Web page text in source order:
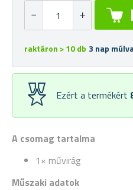
A csomag tartalma
1× művirág
Műszaki adatok
raktáron > 10 db 3 nap
Ezért a termékért